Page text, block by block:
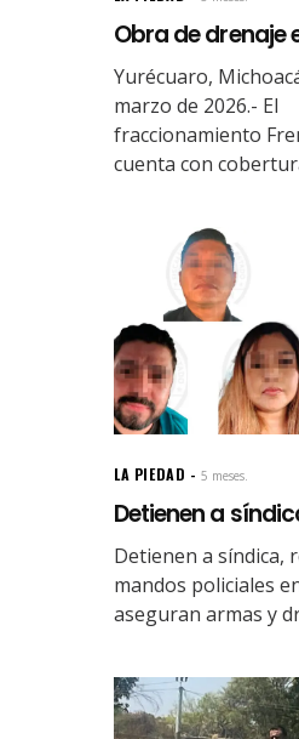
Obra de drenaje
Yurécuaro,
marzo de 2026.- El
fraccionamiento
cuenta con
LA PIEDAD 5 meses.
Detienen a
Detienen a síndica,
mandos policiales
aseguran armas y